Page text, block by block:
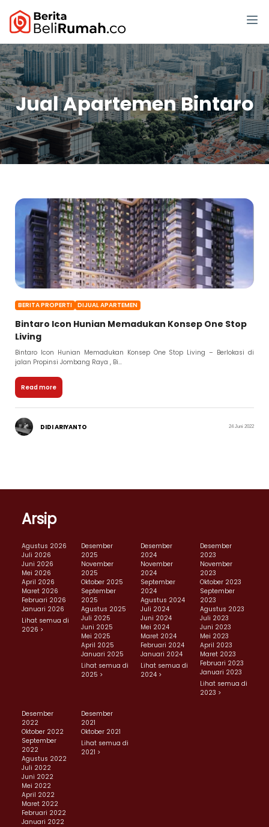
Jual Apartemen Bintaro
BERITA PROPERTI DIJUAL APARTEMEN
Bintaro Icon Hunian Memadukan Konsep One Stop
Living
Bintaro Icon Hunian Memadukan Konsep One Stop Living – Berlokasi di
jalan Propinsi Jombang Raya , Bi...
Read more
DIDI ARIYANTO 24 Juni 2022
Arsip
Agustus 2026
Juli 2026
Juni 2026
Mei 2026
April 2026
Maret 2026
Februari 2026
Januari 2026
Lihat semua di
2026 >
Desember
2025
November
2025
Oktober 2025
September
2025
Agustus 2025
Juli 2025
Juni 2025
Mei 2025
April 2025
Januari 2025
Lihat semua di
2025 >
Desember
2024
November
2024
September
2024
Agustus 2024
Juli 2024
Juni 2024
Mei 2024
Maret 2024
Februari 2024
Januari 2024
Lihat semua di
2024 >
Desember
2023
November
2023
Oktober 2023
September
2023
Agustus 2023
Juli 2023
Juni 2023
Mei 2023
April 2023
Maret 2023
Februari 2023
Januari 2023
Lihat semua di
2023 >
Desember
2022
Oktober 2022
September
2022
Agustus 2022
Juli 2022
Juni 2022
Mei 2022
April 2022
Maret 2022
Februari 2022
Januari 2022
Desember
2021
Oktober 2021
Lihat semua di
2021 >